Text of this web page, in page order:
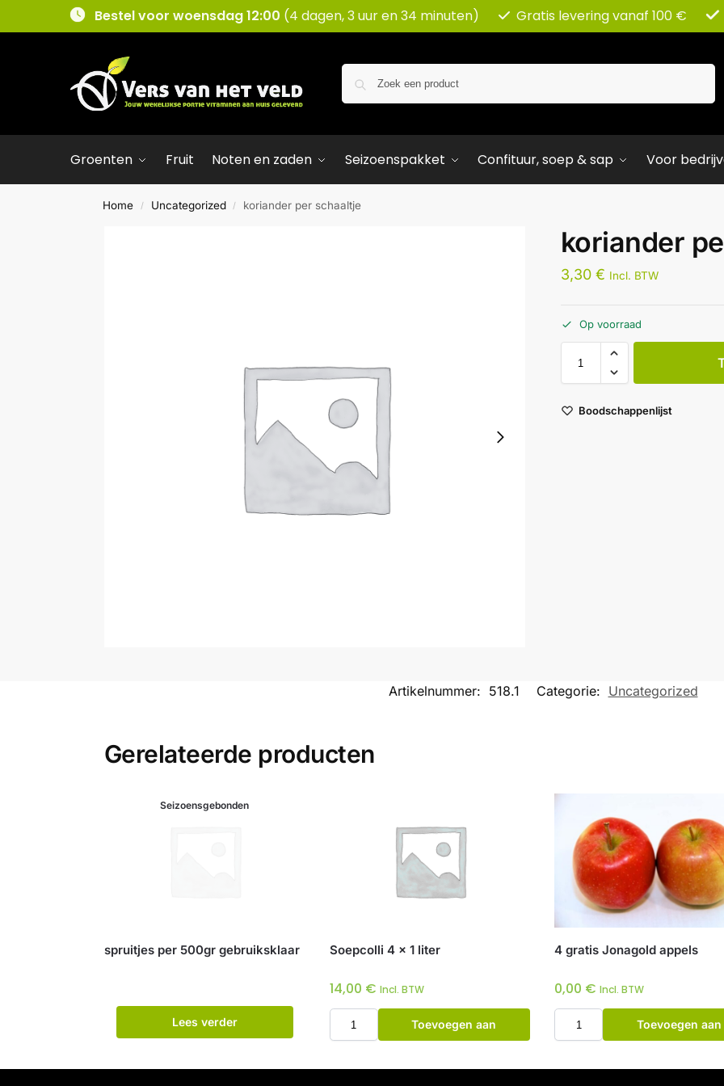
Bestel voor woensdag 12:00 (4 dagen, 3 uur en 34 minuten) Gratis levering vanaf 100 €
Groenten Fruit Noten en zaden Seizoenspakket Confituur, soep & sap Voor
Home / Uncategorized / koriander per schaaltje
koriander
3,30 € Incl. BTW
Op voorraad
Boodschappenlijst
Artikelnummer: 518.1 Categorie: Uncategorized
Gerelateerde producten
Seizoensgebonden
spruitjes per 500gr gebruiksklaar
Lees verder
Soepcolli 4 x 1 liter
14,00 € Incl. BTW
Toevoegen aan
4 gratis Jonagold appels
0,00 € Incl. BTW
Toevoegen aan